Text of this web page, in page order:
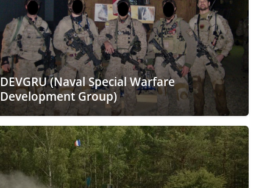
DEVGRU (Naval Special Warfare
Development Group)